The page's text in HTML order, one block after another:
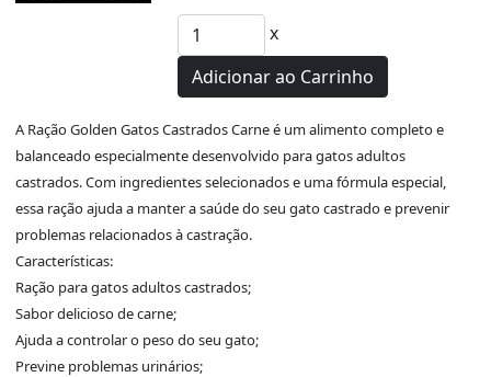
x
Adicionar ao Carrinho
A Ração Golden Gatos Castrados Carne é um alimento completo e
balanceado especialmente desenvolvido para gatos adultos
castrados. Com ingredientes selecionados e uma fórmula especial,
essa ração ajuda a manter a saúde do seu gato castrado e prevenir
problemas relacionados à castração.
Características:
Ração para gatos adultos castrados;
Sabor delicioso de carne;
Ajuda a controlar o peso do seu gato;
Previne problemas urinários;